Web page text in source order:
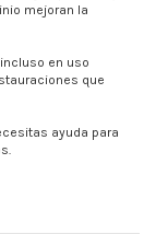
mejoran la
en uso
que
ayuda para